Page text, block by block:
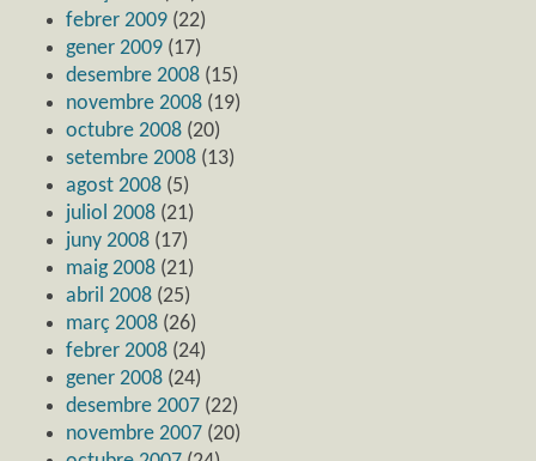
febrer 2009 (22)
gener 2009 (17)
desembre 2008 (15)
novembre 2008 (19)
octubre 2008 (20)
setembre 2008 (13)
agost 2008 (5)
juliol 2008 (21)
juny 2008 (17)
maig 2008 (21)
abril 2008 (25)
març 2008 (26)
febrer 2008 (24)
gener 2008 (24)
desembre 2007 (22)
novembre 2007 (20)